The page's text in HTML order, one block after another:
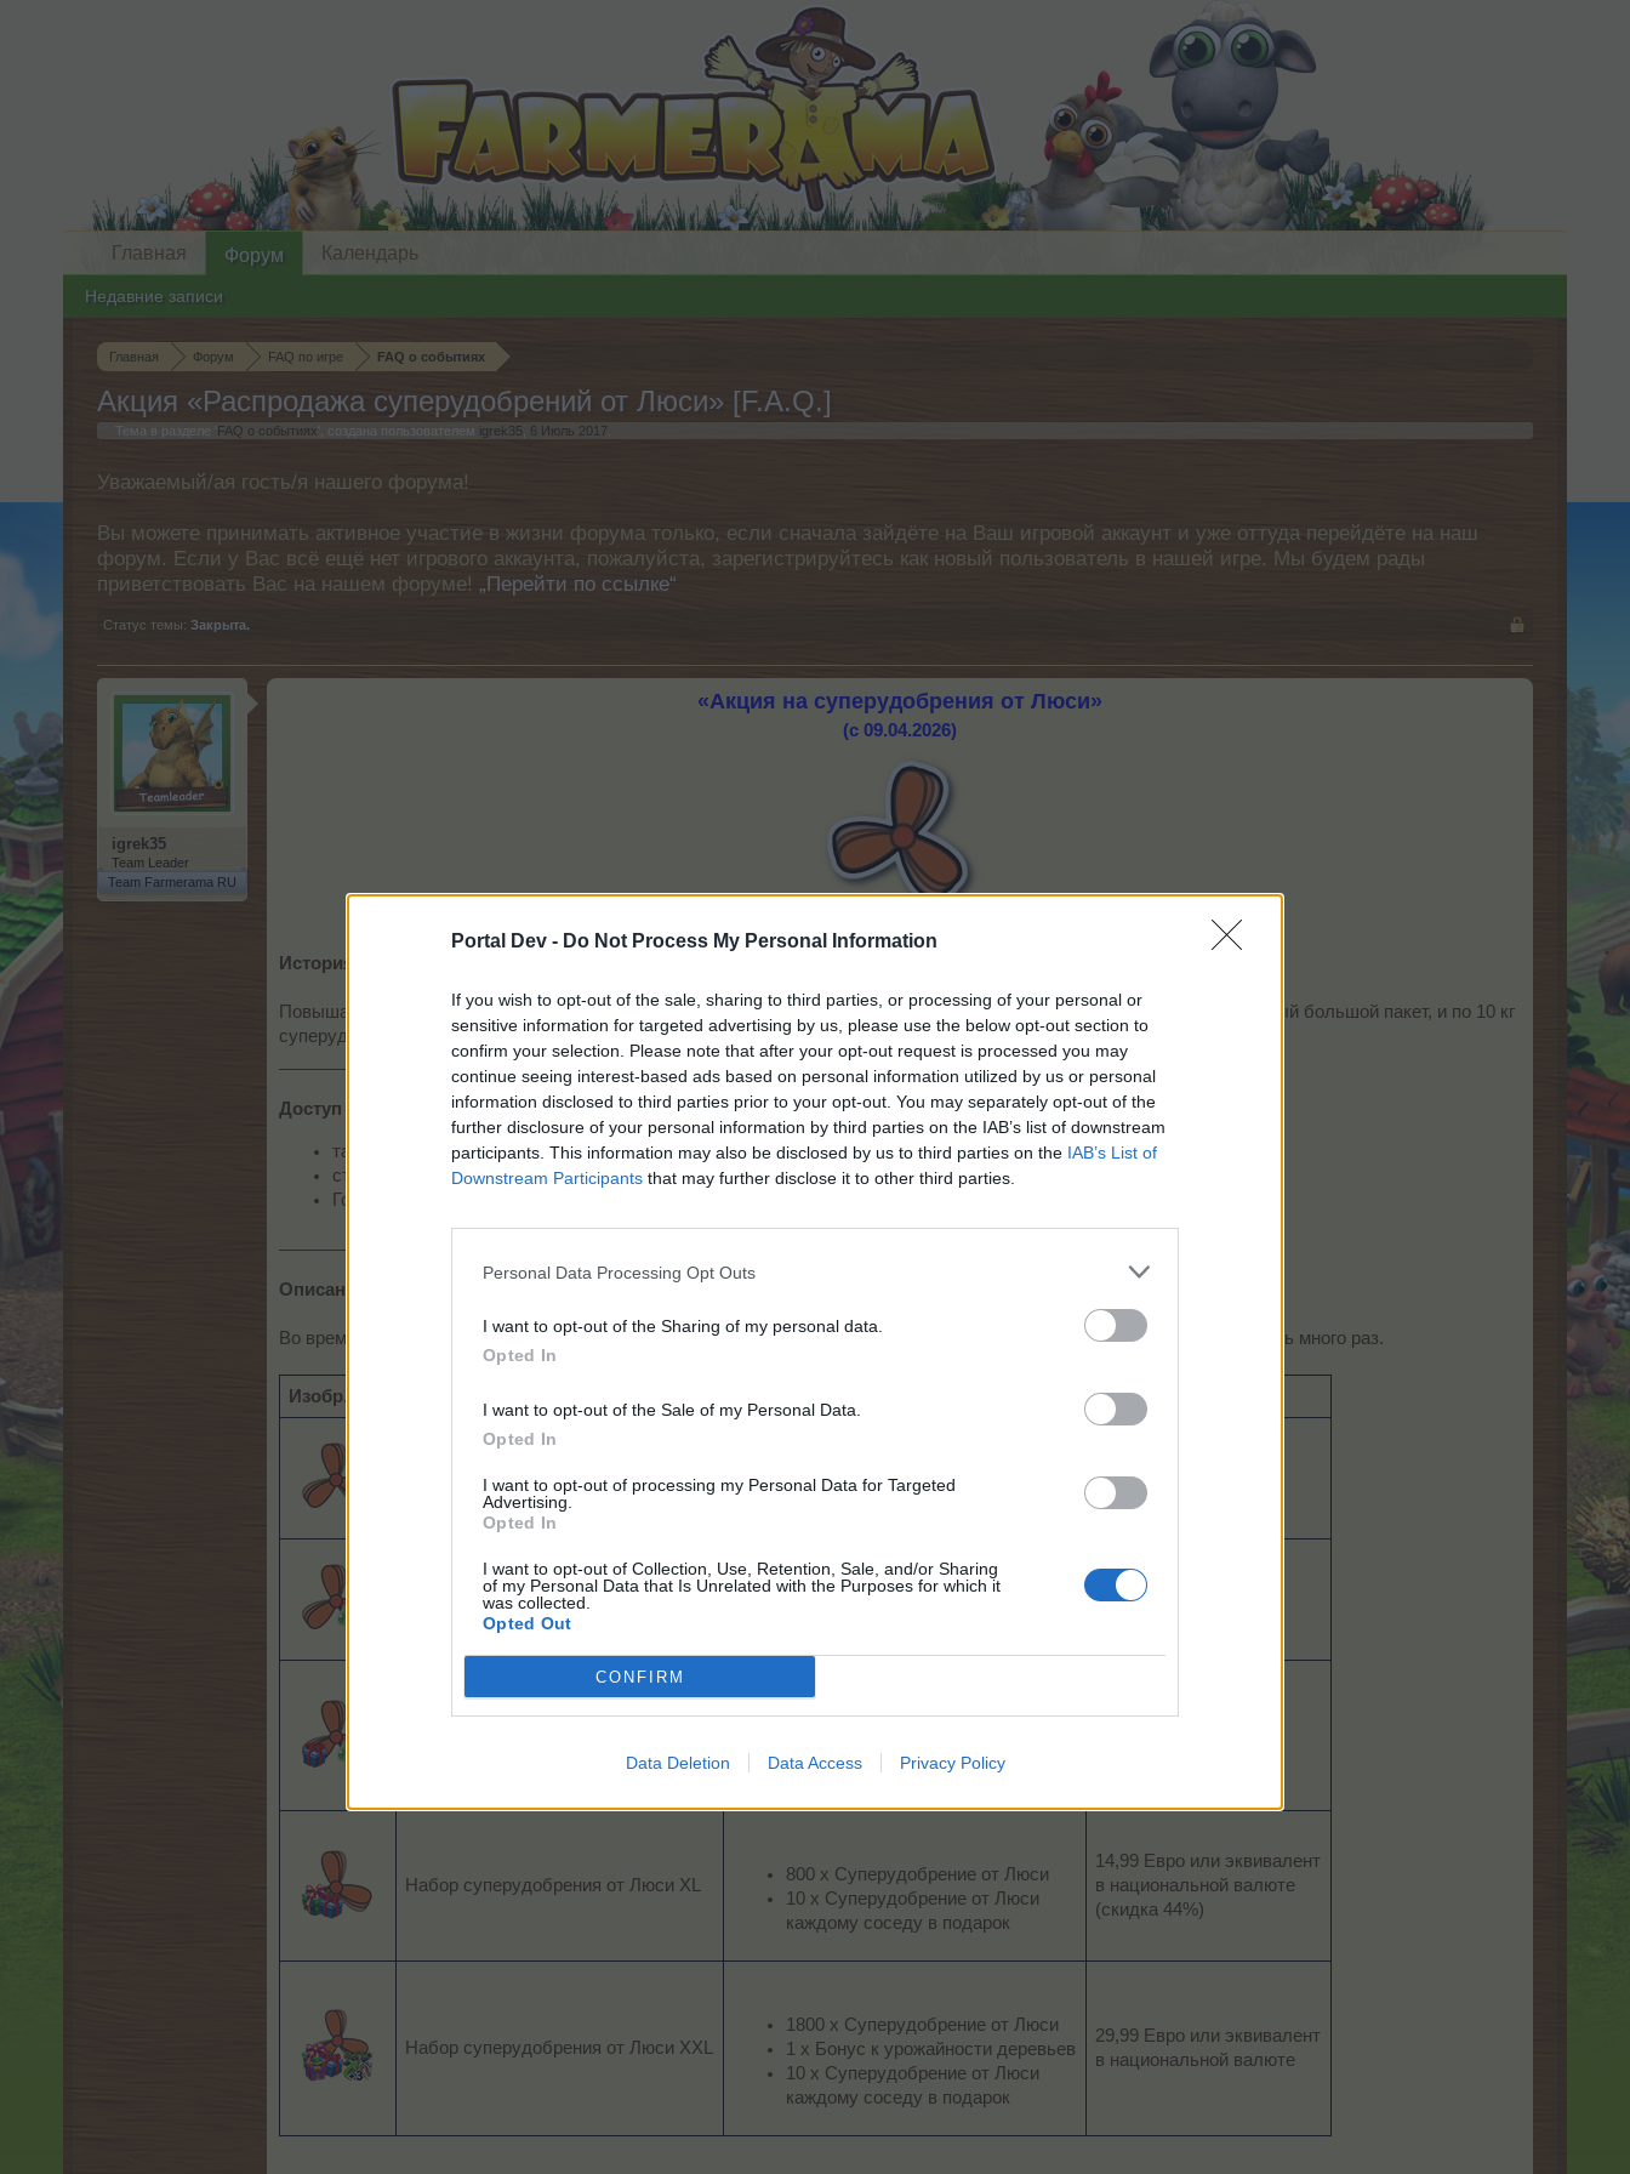
Portal Dev - Do Not Process My Personal Information
If you wish to opt-out of the sale, sharing to third parties, or processing of your personal or
sensitive information for targeted advertising by us, please use the below opt-out section to
confirm your selection. Please note that after your opt-out request is processed you may
continue seeing interest-based ads based on personal information utilized by us or personal
information disclosed to third parties prior to your opt-out. You may separately opt-out of the
further disclosure of your personal information by third parties on the IAB’s list of downstream
participants. This information may also be disclosed by us to third parties on the IAB’s List of
Downstream Participants that may further disclose it to other third parties.
Personal Data Processing Opt Outs
I want to opt-out of the Sharing of my personal data.
Opted In
I want to opt-out of the Sale of my Personal Data.
Opted In
I want to opt-out of processing my Personal Data for Targeted
Advertising.
Opted In
I want to opt-out of Collection, Use, Retention, Sale, and/or Sharing
of my Personal Data that Is Unrelated with the Purposes for which it
was collected.
Opted Out
CONFIRM
Data Deletion Data Access Privacy Policy
Главная Форум FAQ по игре FAQ о событиях
Акция «Распродажа суперудобрений от Люси» [F.A.Q.]
Тема в разделе ' FAQ о событиях ', создана пользователем igrek35 6 Июль 2017
Уважаемый/ая гость/я нашего форума!
Вы можете принимать активное участие в жизни форума только, если сначала зайдёте на Ваш игровой аккаунт и уже оттуда перейдёте на наш
форум. Если у Вас всё ещё нет игрового аккаунта, пожалуйста, зарегистрируйтесь как новый пользователь в нашей игре. Мы будем рады
приветствовать Вас на нашем форуме! „Перейти по ссылке“
Статус темы: Закрыта.
igrek35
Team Leader
Team Farmerama RU
«Акция на суперудобрения от Люси»
(с 09.04.2026)
История
Повышай урожай! Суперудобрение от Люси теперь можно купить по суперцене, так что запасайся впрок! Покупай самый большой пакет, и по 10 кг
суперудобрения от Люси автоматически отправятся соседям!
______________________________
Доступ к акции:
таймер
страница новостей
Город -> Сельмаг -> раздел «Фермерская утварь» -> вкладка «Сезонные товары»
Описание акции
Во время проведения данной акции вы можете купить со скидкой суперудобрение от Люси. Каждый набор можно купить много раз.
Изобр. Стоимость набора
Набор суперудобрения от Люси S 65 х Суперудобрение от Люси
(скидка 25%)
Набор суперудобрения от Люси M
175 х Суперудобрение от Люси
125 ТП
375 х Суперудобрение от Люси
каждому соседу в подарок
249 ТП
Набор суперудобрения от Люси XL
800 х Суперудобрение от Люси
10 х Суперудобрение от Люси
каждому соседу в подарок
14,99 Евро или эквивалент
в национальной валюте
(скидка 44%)
Набор суперудобрения от Люси XXL
1800 х Суперудобрение от Люси
1 x Бонус к урожайности деревьев
10 х Суперудобрение от Люси
каждому соседу в подарок
29,99 Евро или эквивалент
в национальной валюте
Главная Форум
Недавние записи
Календарь